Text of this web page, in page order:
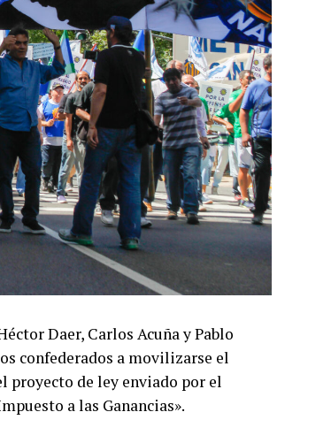
Daer, Carlos Acuña y Pablo
confederados a movilizarse el
proyecto de ley enviado por el
a las Ganancias».